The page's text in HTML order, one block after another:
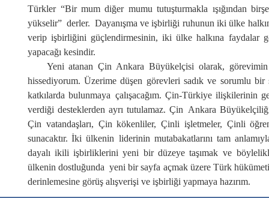
Türkler“Bir mum diğer mumu tutuşturmakla ışığından
yükselir”derler. Dayanışma ve işbirliği ruhunun iki ülke
verip işbirliğini güçlendirmesinin, iki ülke halkına faydalar
yapacağı kesindir.
Yeni atanan Çin AnkaraBüyükelçisi olarak,
hissediyorum. Üzerime düşen görevleri sadık ve sorumlu bir
katkılarda bulunmaya çalışacağım. Çin-Türkiye ilişkilerinin
verdiği desteklerden ayrı tutulamaz. Çin Ankara
Çin vatandaşları, Çin kökenliler, Çinli işletmeler, Çinli
sunacaktır. İki ülkenin liderinin mutabakatlarını tam
dayalı ikili işbirliklerini yeni bir düzeyetaşımak ve
ülkenin dostluğunda yeni bir sayfa açmak üzere Türk
derinlemesine görüş alışverişi ve işbirliği yapmaya hazırım.